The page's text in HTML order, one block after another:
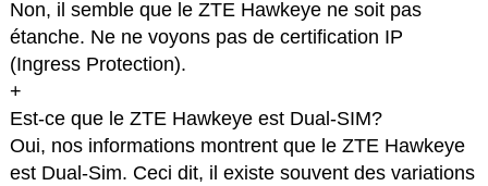
Non, il semble que le ZTE Hawkeye ne soit pas
étanche. Ne ne voyons pas de certification IP
(Ingress Protection).
+
Est-ce que le ZTE Hawkeye est Dual-SIM?
Oui, nos informations montrent que le ZTE Hawkeye
est Dual-Sim. Ceci dit, il existe souvent des variations